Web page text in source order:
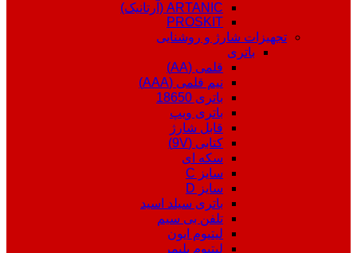
ARTANIC (آرتانیک)
PROSKIT
تجهیزات شارژ و روشنایی
باتری
قلمی (AA)
نیم قلمی (AAA)
باتری 18650
باتری ویپ
قابل شارژ
کتابی (9V)
سکه ای
سایز C
سایز D
باتری سیلد اسید
تلفن بی سیم
لیتیوم ایون
لیتیوم پلیمر